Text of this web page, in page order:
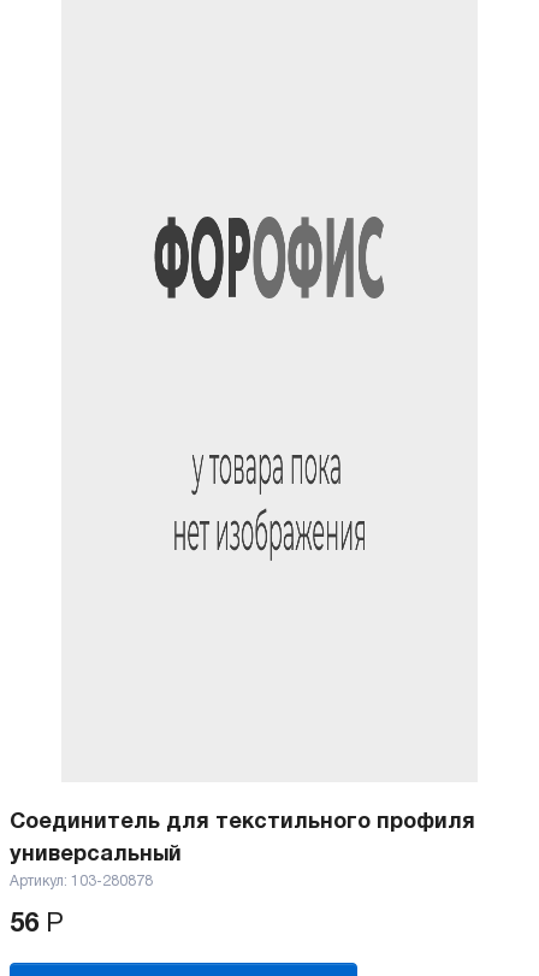
Соединитель для текстильного профиля
универсальный
Артикул: 103-280878
56 Р